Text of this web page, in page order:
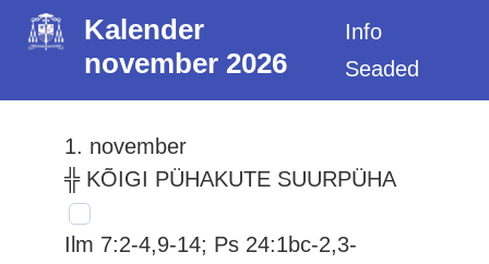
Kalender
november 2026
Info
Seaded
1. november
╬ KÕIGI PÜHAKUTE SUURPÜHA
Ilm 7:2-4,9-14; Ps 24:1bc-2,3-